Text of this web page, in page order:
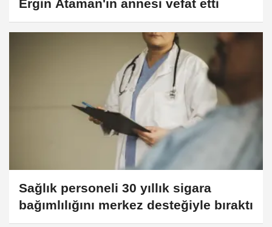
Ergin Ataman'ın annesi vefat etti
Sağlık personeli 30 yıllık sigara
bağımlılığını merkez desteğiyle bıraktı